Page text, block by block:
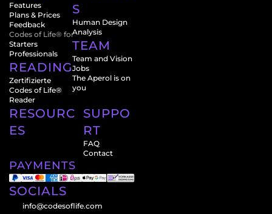
Features
Plans & Prices
Feedback
Codes of Life® for
Starters
Professionals
READINGS
Zertifizierte
Codes of Life®
Reader
S
Human Design
Analysis
TEAM
Team and Vision
Jobs
The Aperol is on
you
RESOURC
ES
SUPPO
RT
FAQ
Contact
PAYMENTS
SOCIALS
info@codesoflife.com